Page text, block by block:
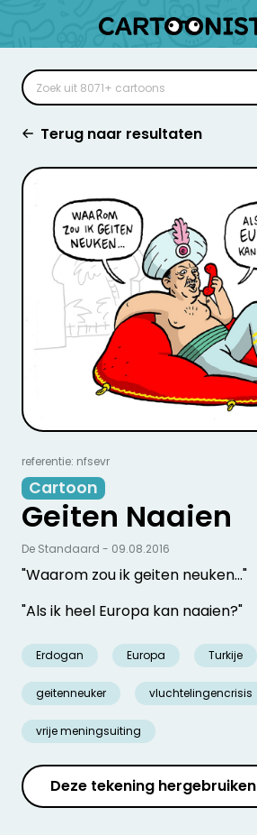
Terug naar resultaten
referentie: nfsevr
Cartoon
Geiten Naaien
"Waarom zou ik geiten neuken…"
"Als ik heel Europa kan naaien?"
Erdogan Europa Turkije
geitenneuker vluchtelingencrisis
vrije meningsuiting
De Standaard - 09.08.2016
Deze tekening hergebruiken